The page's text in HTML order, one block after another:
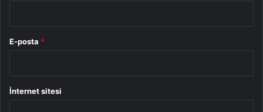
E-posta *
İnternet sitesi